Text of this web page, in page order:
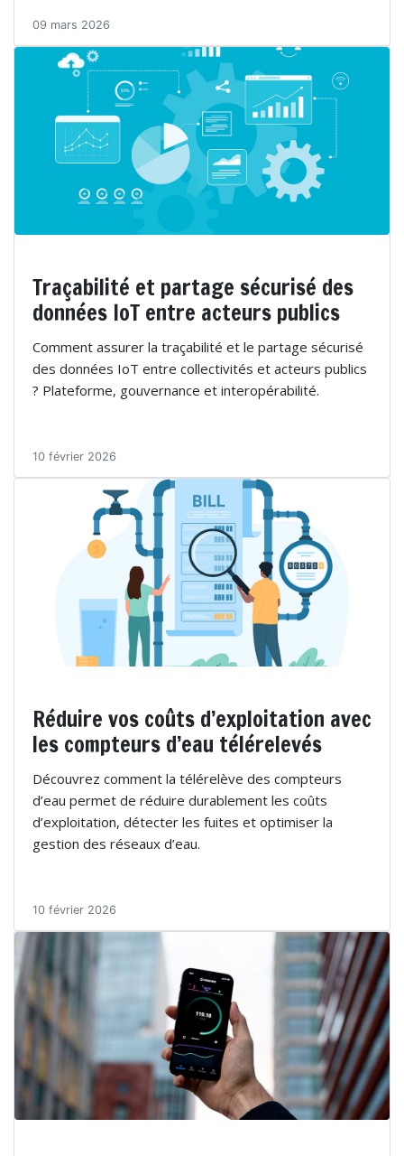
09 mars 2026
Traçabilité et partage sécurisé des
données IoT entre acteurs publics
Comment assurer la traçabilité et le partage sécurisé
des données IoT entre collectivités et acteurs publics
? Plateforme, gouvernance et interopérabilité.
10 février 2026
Réduire vos coûts d’exploitation avec
les compteurs d’eau télérelevés
Découvrez comment la télérelève des compteurs
d’eau permet de réduire durablement les coûts
d’exploitation, détecter les fuites et optimiser la
gestion des réseaux d’eau.
10 février 2026